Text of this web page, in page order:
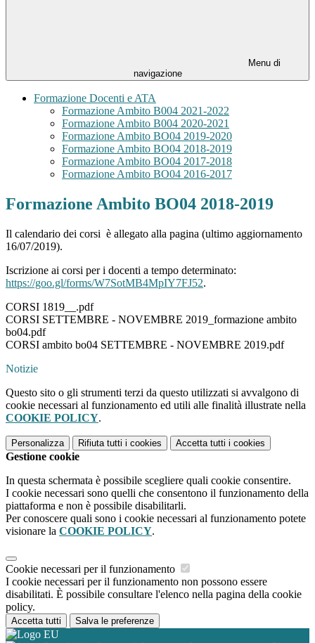
Menu di
navigazione
Formazione Docenti e ATA
Formazione Ambito B004 2021-2022
Formazione Ambito B004 2020-2021
Formazione Ambito BO04 2019-2020
Formazione Ambito BO04 2018-2019
Formazione Ambito BO04 2017-2018
Formazione Ambito BO04 2016-2017
Formazione Ambito BO04 2018-2019
Il calendario dei corsi è allegato alla pagina (ultimo aggiornamento
16/07/2019).
Iscrizione ai corsi per i docenti a tempo determinato:
https://goo.gl/forms/W7SotMB4MpIY7FJ52.
CORSI 1819__.pdf
CORSI SETTEMBRE - NOVEMBRE 2019_formazione ambito
bo04.pdf
CORSI ambito bo04 SETTEMBRE - NOVEMBRE 2019.pdf
Notizie
Questo sito o gli strumenti terzi da questo utilizzati si avvalgono di
cookie necessari al funzionamento ed utili alle finalità illustrate nella
COOKIE POLICY.
Personalizza Rifiuta tutti i cookies Accetta tutti i cookies
Gestione cookie
In questa schermata è possibile scegliere quali cookie consentire.
I cookie necessari sono quelli che consentono il funzionamento della
piattaforma e non è possibile disabilitarli.
Per conoscere quali sono i cookie necessari al funzionamento potete
visionare la COOKIE POLICY.
Cookie necessari per il funzionamento
I cookie necessari per il funzionamento non possono essere
disabilitati. È possibile consultare l'elenco nella pagina della cookie
policy.
Accetta tutti Salva le preferenze